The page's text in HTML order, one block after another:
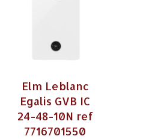
Elm Leblanc
Egalis GVB IC
24-48-10N ref
7716701550